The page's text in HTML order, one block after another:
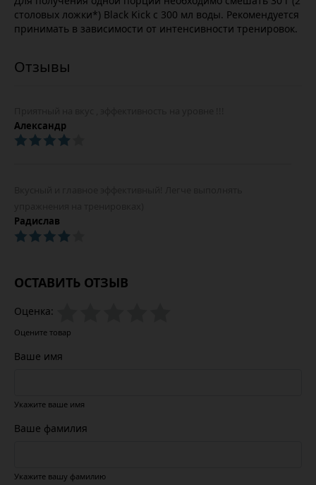
столовых ложки*) Black Kick с 300 мл воды. Рекомендуется
принимать в зависимости от интенсивности тренировок.
Александр
Радислав
ОСТАВИТЬ ОТЗЫВ
Оценка:
Оцените товар
Ваше имя
Укажите ваше имя
Ваше фамилия
Укажите вашу фамилию